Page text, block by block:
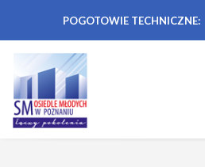
POGOTOWIE TECHNICZNE: